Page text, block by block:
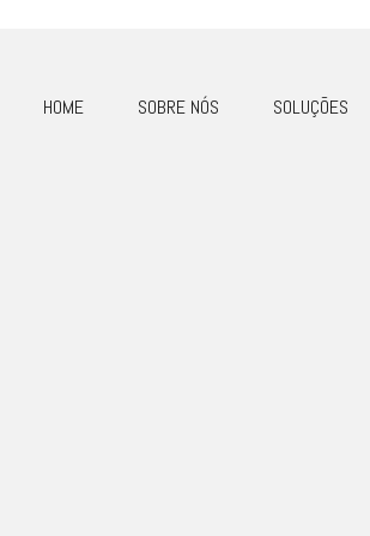
HOME SOBRE NÓS SOLUÇÕES